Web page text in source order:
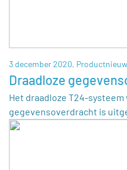
3 december 2020,
Draadloze
Het draadloze T24-systeem
gegevensoverdracht is